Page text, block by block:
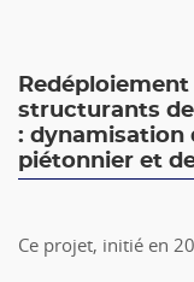
structurants
: dynamisation
piétonnier et
Ce projet, initié en